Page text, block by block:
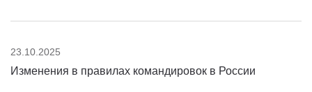
23.10.2025
Изменения в правилах командировок в России